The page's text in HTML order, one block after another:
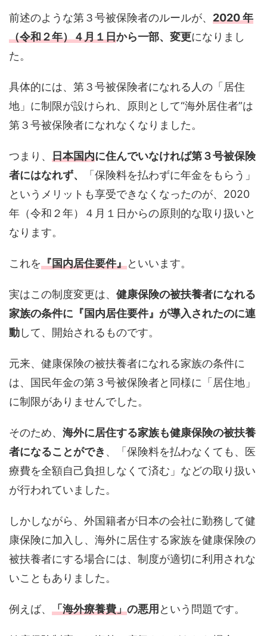
前述のような第３号被保険者のルールが、 2020 年
（令和２年）４月１日から一部、変更になりまし
た。
具体的には、第３号被保険者になれる人の「居住
地」に制限が設けられ、原則として“海外居住者”は
第３号被保険者になれなくなりました。
つまり、 日本国内に住んでいなければ第３号被保険
者にはなれず、
「保険料を払わずに年金をもらう」
というメリットも享受できなくなったのが、2020
年（令和２年）４月１日からの原則的な取り扱いと
なります。
これを『国内居住要件』といいます。
実はこの制度変更は、 健康保険の被扶養者になれる
家族の条件に『国内居住要件』が導入されたのに連
動して、開始されるものです。
元来、健康保険の被扶養者になれる家族の条件に
は、国民年金の第３号被保険者と同様に「居住地」
に制限がありませんでした。
そのため、 海外に居住する家族も健康保険の被扶養
者になることができ 、「保険料を払わなくても、医
療費を全額自己負担しなくて済む」などの取り扱い
が行われていました。
しかしながら、外国籍者が日本の会社に勤務して健
康保険に加入し、海外に居住する家族を健康保険の
被扶養者にする場合には、制度が適切に利用されな
いこともありました。
例えば、 「海外療養費」の悪用 という問題です。